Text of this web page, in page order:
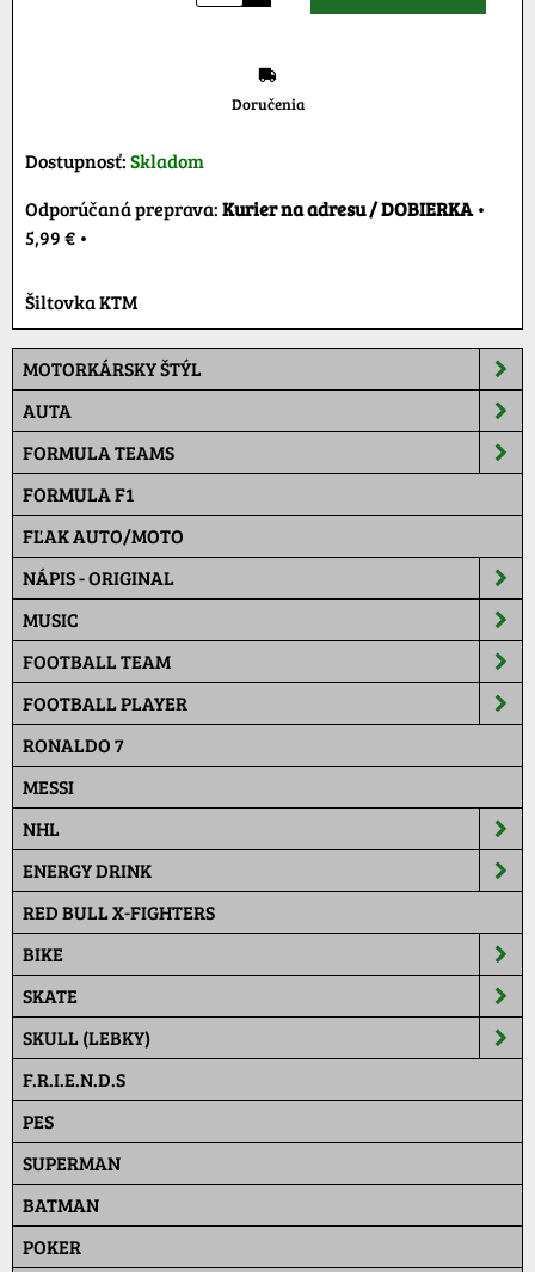
Doručenia
Dostupnosť:Skladom
Kurier na adresu / DOBIERKA•
5,99 € •
Šiltovka KTM
MOTORKÁRSKY ŠTÝL
AUTA
FORMULA TEAMS
FORMULA F1
FĽAK AUTO/MOTO
NÁPIS - ORIGINAL
MUSIC
FOOTBALL TEAM
FOOTBALL PLAYER
RONALDO 7
MESSI
NHL
ENERGY DRINK
RED BULL X-FIGHTERS
BIKE
SKATE
SKULL (LEBKY)
F.R.I.E.N.D.S
PES
SUPERMAN
BATMAN
POKER